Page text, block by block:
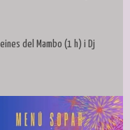
del Mambo (1 h) i Dj